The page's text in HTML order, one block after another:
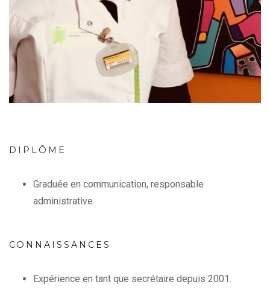
DIPLÔME
Graduée en communication, responsable
administrative.
CONNAISSANCES
Expérience en tant que secrétaire depuis 2001.